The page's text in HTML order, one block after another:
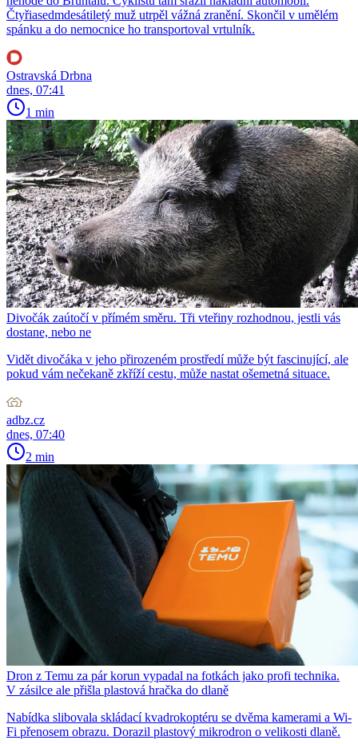
Čtyřiasedmdesátiletý muž utrpěl vážná zranění. Skončil v umělém
spánku a do nemocnice ho transportoval vrtulník.
Ostravská Drbna
dnes, 07:41
1 min
Divočák zaútočí v přímém směru. Tři vteřiny rozhodnou, jestli vás
dostane, nebo ne
Vidět divočáka v jeho přirozeném prostředí může být fascinující, ale
pokud vám nečekaně zkříží cestu, může nastat ošemetná situace.
adbz.cz
dnes, 07:40
2 min
Dron z Temu za pár korun vypadal na fotkách jako profi technika.
V zásilce ale přišla plastová hračka do dlaně
Nabídka slibovala skládací kvadrokoptéru se dvěma kamerami a Wi-
Fi přenosem obrazu. Dorazil plastový mikrodron o velikosti dlaně.